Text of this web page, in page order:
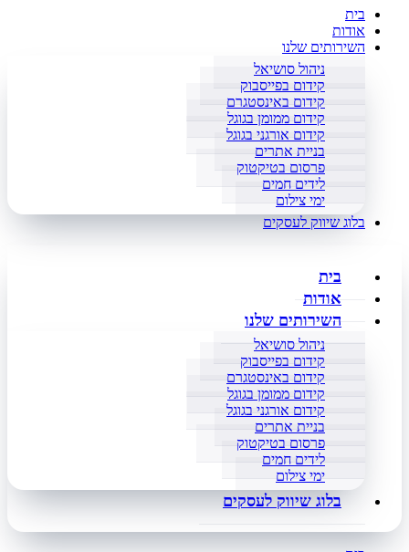
בית
אודות
השירותים שלנו
ניהול סושיאל
קידום בפייסבוק
קידום באינסטגרם
קידום ממומן בגוגל
קידום אורגני בגוגל
בניית אתרים
פרסום בטיקטוק
לידים חמים
ימי צילום
בלוג שיווק לעסקים
בית
אודות
השירותים שלנו
ניהול סושיאל
קידום בפייסבוק
קידום באינסטגרם
קידום ממומן בגוגל
קידום אורגני בגוגל
בניית אתרים
פרסום בטיקטוק
לידים חמים
ימי צילום
בלוג שיווק לעסקים